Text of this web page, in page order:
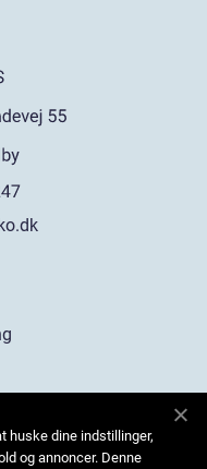
huske dine indstillinger,
og annoncer. Denne